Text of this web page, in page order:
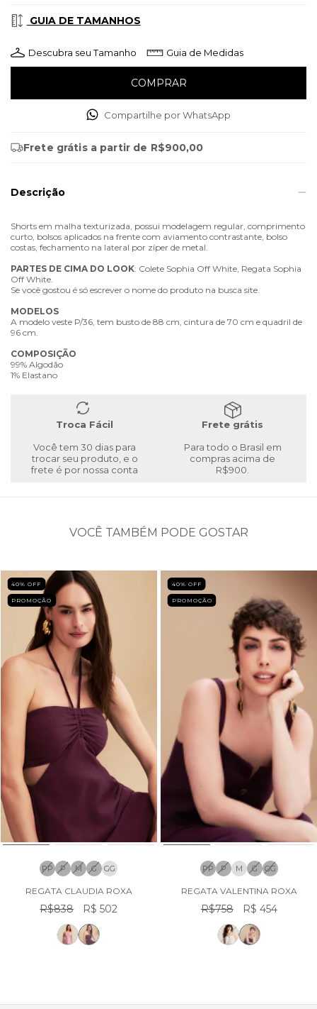
GUIA DE TAMANHOS
Descubra seu Tamanho Guia de Medidas
Compartilhe por WhatsApp
Frete grátis a partir de R$900,00
Descrição
Shorts em malha texturizada, possui modelagem regular, comprimento
curto, bolsos aplicados na frente com aviamento contrastante, bolso
costas, fechamento na lateral por zíper de metal.
PARTES DE CIMA DO LOOK: Colete Sophia Off White, Regata Sophia
Off White.
Se você gostou é só escrever o nome do produto na busca site.
MODELOS
A modelo veste P/36, tem busto de 88 cm, cintura de 70 cm e quadril de
96 cm.
COMPOSIÇÃO
99% Algodão
1% Elastano
Troca Fácil
Você tem 30 dias para
trocar seu produto, e o
frete é por nossa conta
Frete grátis
Para todo o Brasil em
compras acima de
R$900.
VOCÊ TAMBÉM PODE GOSTAR
40% OFF
PROMOÇÃO
PP P M G GG
REGATA CLAUDIA ROXA
R$838 R$ 502
40% OFF
PROMOÇÃO
PP P M G GG
REGATA VALENTINA ROXA
R$758 R$ 454